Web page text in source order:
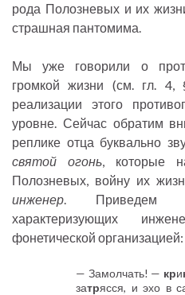
рода Полозневых и их
страшная пантомима.
Мы уже говорили о
громкой жизни (см. гл. 4,
реализации этого
уровне. Сейчас обратим
реплике отца буквально
святой огонь, которые
Полозневых, войну их
инженер. Приведем
характеризующих
фонетической организацией:
— Замолчать! — кри
затрясся, и эхо в